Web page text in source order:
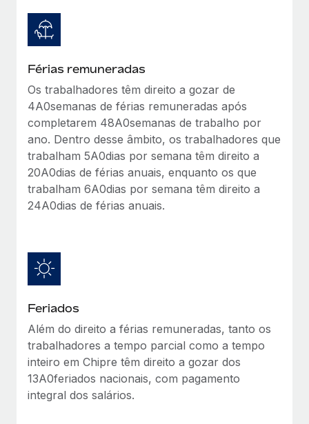
Férias remuneradas
Os trabalhadores têm direito a gozar de
4A0semanas de férias remuneradas após
completarem 48A0semanas de trabalho por
ano. Dentro desse âmbito, os trabalhadores que
trabalham 5A0dias por semana têm direito a
20A0dias de férias anuais, enquanto os que
trabalham 6A0dias por semana têm direito a
24A0dias de férias anuais.
Feriados
Além do direito a férias remuneradas, tanto os
trabalhadores a tempo parcial como a tempo
inteiro em Chipre têm direito a gozar dos
13A0feriados nacionais, com pagamento
integral dos salários.